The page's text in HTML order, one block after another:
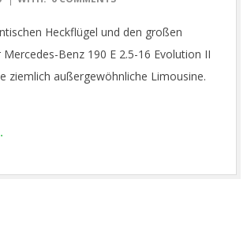
Heckflügel und den großen
Benz 190 E 2.5-16 Evolution II
ziemlich außergewöhnliche Limousine.